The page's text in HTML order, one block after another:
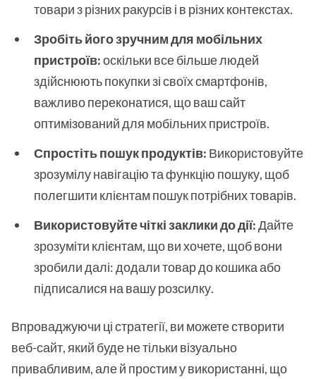
товари з різних ракурсів і в різних контекстах.
Зробіть його зручним для мобільних
пристроїв:оскільки все більше людей
здійснюють покупки зі своїх смартфонів,
важливо переконатися, що ваш сайт
оптимізований для мобільних пристроїв.
Спростіть пошук продуктів: Використовуйте
зрозумілу навігацію та функцію пошуку, щоб
полегшити клієнтам пошук потрібних товарів.
Використовуйте чіткі заклики до дії:Дайте
зрозуміти клієнтам, що ви хочете, щоб вони
зробили далі: додали товар до кошика або
підписалися на вашу розсилку.
Впроваджуючи ці стратегії, ви можете створити
веб-сайт, який буде не тільки візуально
привабливим, але й простим у використанні, що